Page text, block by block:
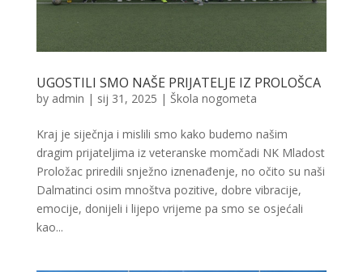
UGOSTILI SMO NAŠE PRIJATELJE IZ PROLOŠCA
by admin | sij 31, 2025 | Škola nogometa
Kraj je siječnja i mislili smo kako budemo našim
dragim prijateljima iz veteranske momčadi NK Mladost
Proložac priredili snježno iznenađenje, no očito su naši
Dalmatinci osim mnoštva pozitive, dobre vibracije,
emocije, donijeli i lijepo vrijeme pa smo se osjećali
kao...